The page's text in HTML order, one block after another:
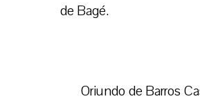
de Bagé.
Oriundo de Barros